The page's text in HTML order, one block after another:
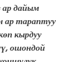
ар дайым
ар тараптуу
кырдуу
ошондой